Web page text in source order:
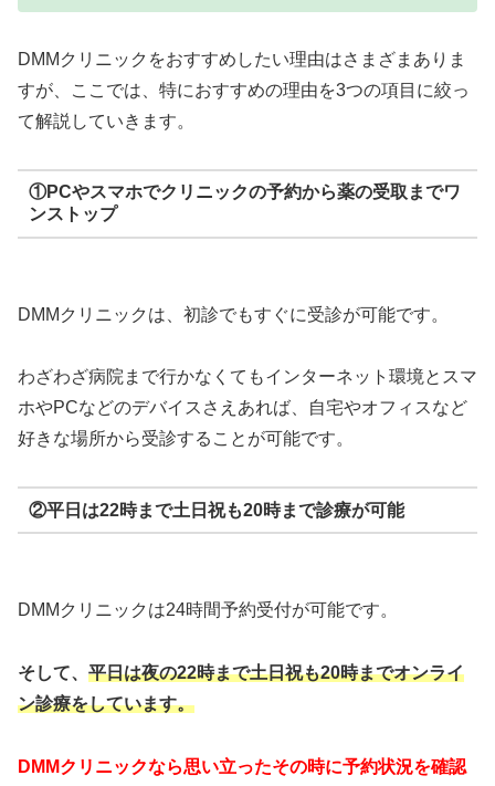
DMMクリニックをおすすめしたい理由はさまざまありま
すが、ここでは、特におすすめの理由を3つの項目に絞っ
て解説していきます。
①PCやスマホでクリニックの予約から薬の受取までワ
ンストップ
DMMクリニックは、初診でもすぐに受診が可能です。
わざわざ病院まで行かなくてもインターネット環境とスマ
ホやPCなどのデバイスさえあれば、自宅やオフィスなど
好きな場所から受診することが可能です。
②平日は22時まで土日祝も20時まで診療が可能
DMMクリニックは24時間予約受付が可能です。
そして、 平日は夜の22時まで土日祝も20時までオンライ
ン診療をしています。
DMMクリニックなら思い立ったその時に予約状況を確認